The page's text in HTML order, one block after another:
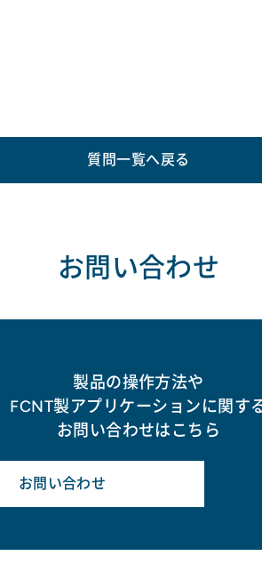
質問一覧へ戻る
お問い合わせ
製品の操作方法や
FCNT製アプリケーションに関す
お問い合わせはこちら
お問い合わせ